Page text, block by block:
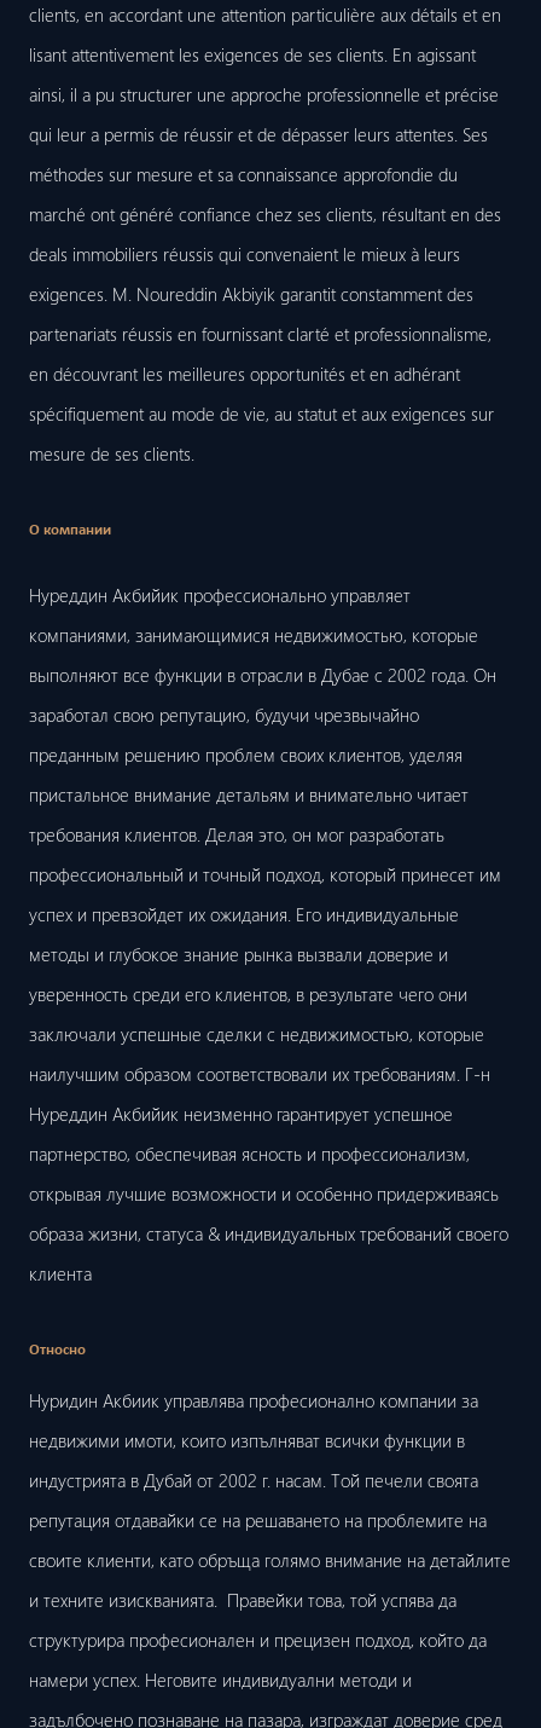
clients, en accordant une attention particulière aux détails et en
lisant attentivement les exigences de ses clients. En agissant
ainsi, il a pu structurer une approche professionnelle et précise
qui leur a permis de réussir et de dépasser leurs attentes. Ses
méthodes sur mesure et sa connaissance approfondie du
marché ont généré confiance chez ses clients, résultant en des
deals immobiliers réussis qui convenaient le mieux à leurs
exigences. M. Noureddin Akbiyik garantit constamment des
partenariats réussis en fournissant clarté et professionnalisme,
en découvrant les meilleures opportunités et en adhérant
spécifiquement au mode de vie, au statut et aux exigences sur
mesure de ses clients.
О компании
Нуреддин Акбийик профессионально управляет
компаниями, занимающимися недвижимостью, которые
выполняют все функции в отрасли в Дубае с 2002 года. Он
заработал свою репутацию, будучи чрезвычайно
преданным решению проблем своих клиентов, уделяя
пристальное внимание детальям и внимательно читает
требования клиентов. Делая это, он мог разработать
профессиональный и точный подход, который принесет им
успех и превзойдет их ожидания. Его индивидуальные
методы и глубокое знание рынка вызвали доверие и
уверенность среди его клиентов, в результате чего они
заключали успешные сделки с недвижимостью, которые
наилучшим образом соответствовали их требованиям. Г-н
Нуреддин Акбийик неизменно гарантирует успешное
партнерство, обеспечивая ясность и профессионализм,
открывая лучшие возможности и особенно придерживаясь
образа жизни, статуса & индивидуальных требований своего
клиента
Относно
Нуридин Акбиик управлява професионално компании за
недвижими имоти, които изпълняват всички функции в
индустрията в Дубай от 2002 г. насам. Той печели своята
репутация отдавайки се на решаването на проблемите на
своите клиенти, като обръща голямо внимание на детайлите
и техните изискванията. Правейки това, той успява да
структурира професионален и прецизен подход, който да
намери успех. Неговите индивидуални методи и
задълбочено познаване на пазара, изграждат доверие сред